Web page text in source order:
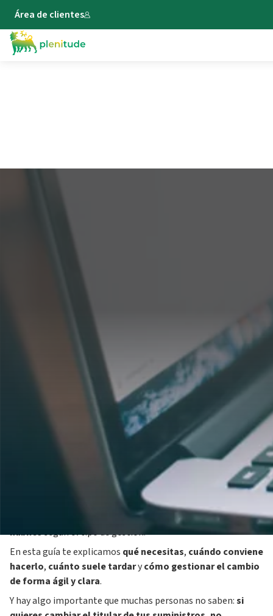
Área de clientes
El cambio de titular de la luz
es el trámite por el que una
persona asume la responsabilidad de un contrato eléctrico
activo. Se solicita cuando hay una mudanza, un alquiler, una
compra de vivienda, un fallecimiento o una separación, y en
gratuito y tarda entre1 y 21 días
hábilessegún el tipo de gestión.
En esta guía te explicamos qué necesitas, cuándo conviene
hacerlo, cuánto suele tardarycómo gestionar el cambio
de forma ágil y clara.
Y hay algo importante que muchas personas no saben:si